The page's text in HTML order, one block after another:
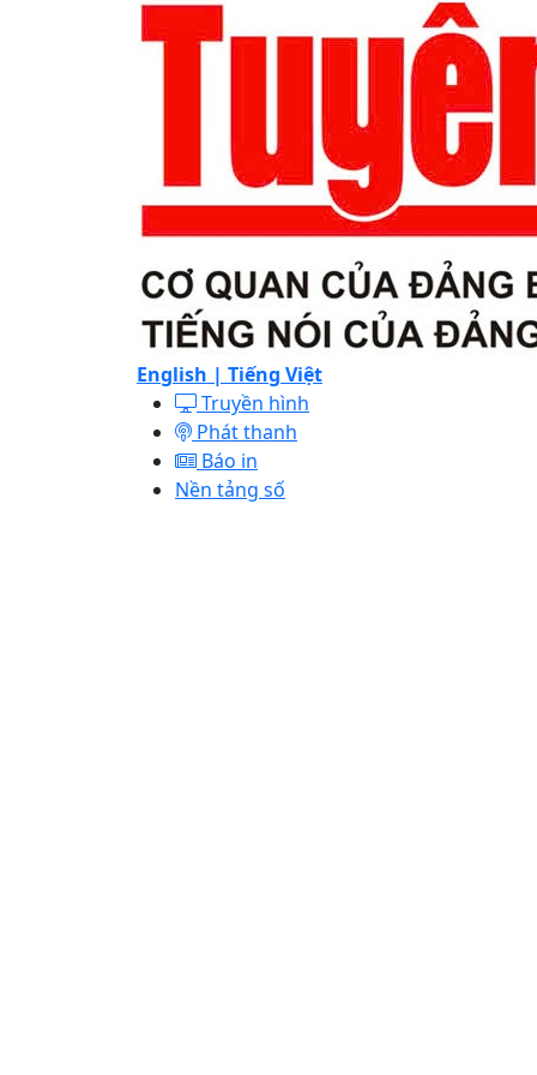
English | Tiếng Việt
Truyền hình
Phát thanh
Báo in
Nền tảng số